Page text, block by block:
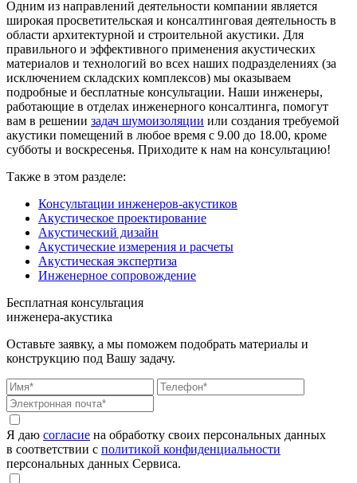
Одним из направлений деятельности компании является
широкая просветительская и консалтинговая деятельность в
области архитектурной и строительной акустики. Для
правильного и эффективного применения акустических
материалов и технологий во всех наших подразделениях (за
исключением складских комплексов) мы оказываем
подробные и бесплатные консультации. Наши инженеры,
работающие в отделах инженерного консалтинга, помогут
вам в решении задач шумоизоляции или создания требуемой
акустики помещений в любое время с 9.00 до 18.00, кроме
субботы и воскресенья. Приходите к нам на консультацию!
Также в этом разделе:
Консультации инженеров-акустиков
Акустическое проектирование
Акустический дизайн
Акустические измерения и расчеты
Акустическая экспертиза
Инженерное сопровождение
Бесплатная консультация
инженера-акустика
Оставьте заявку, а мы поможем подобрать материалы и
конструкцию под Вашу задачу.
Я даю согласие на обработку своих персональных данных
в соответствии с политикой конфиденциальности
персональных данных Сервиса.